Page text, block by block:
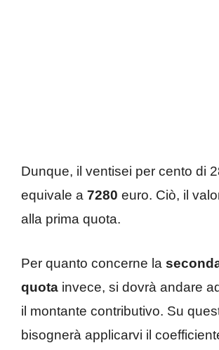
Dunque, il ventisei per cento di
equivale a 7280 euro. Ciò, il
alla prima quota.
Per quanto concerne la
quota invece, si dovrà andare
il montante contributivo. Su
bisognerà applicarvi il